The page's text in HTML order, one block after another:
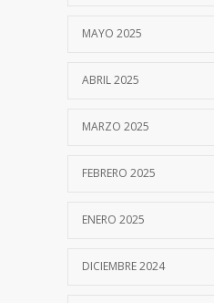
MAYO 2025
ABRIL 2025
MARZO 2025
FEBRERO 2025
ENERO 2025
DICIEMBRE 2024